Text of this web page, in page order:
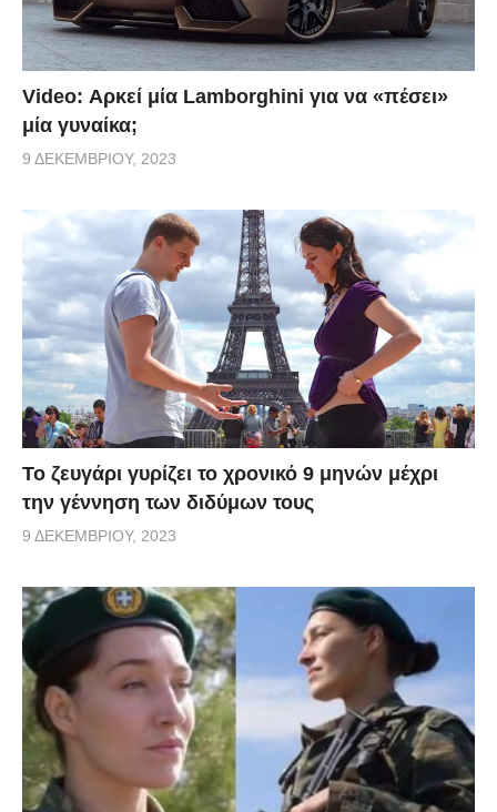
Video: Αρκεί μία Lamborghini για να «πέσει»
μία γυναίκα;
9 ΔΕΚΕΜΒΡΊΟΥ, 2023
Το ζευγάρι γυρίζει το χρονικό 9 μηνών μέχρι
την γέννηση των διδύμων τους
9 ΔΕΚΕΜΒΡΊΟΥ, 2023